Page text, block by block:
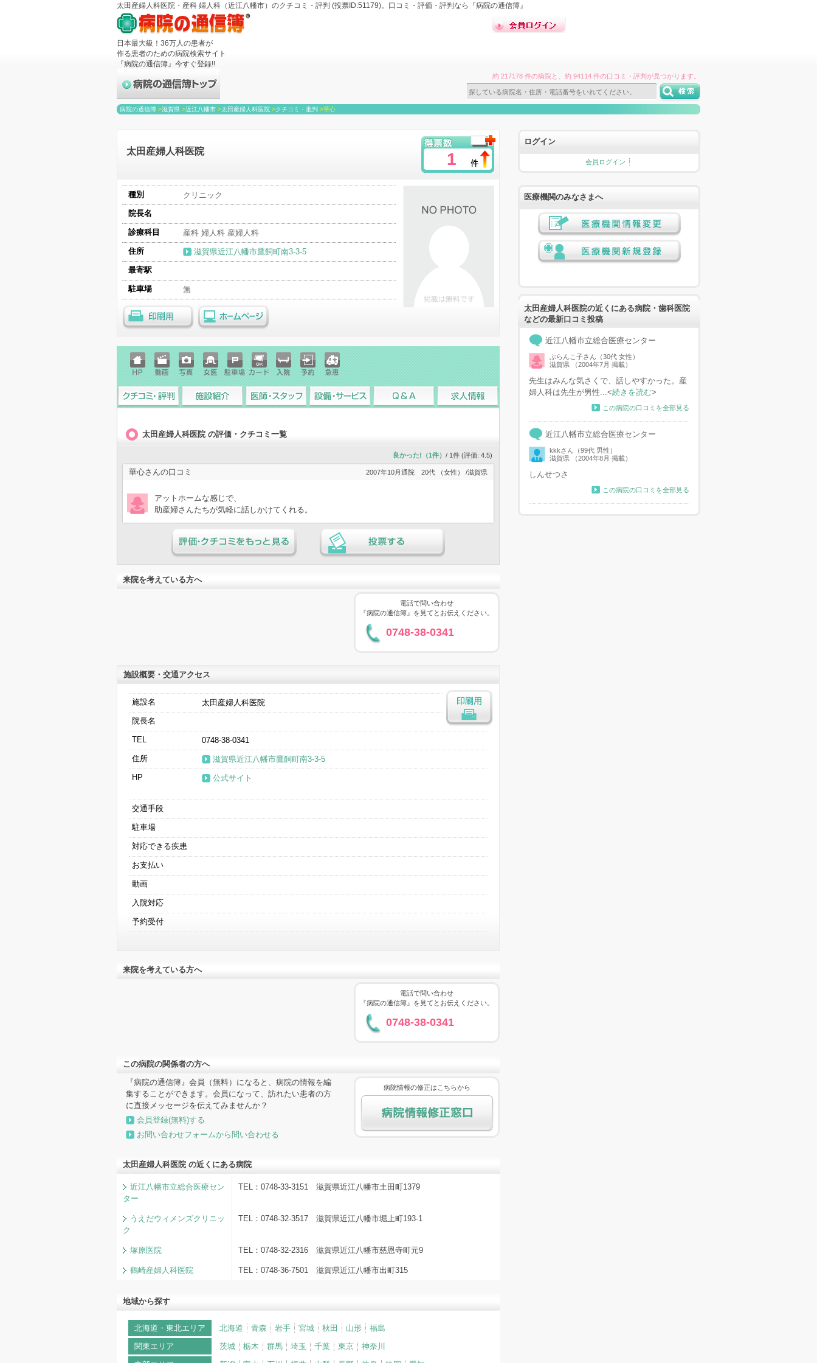
太田産婦人科医院・産科 婦人科（近江八幡市）のクチコミ・評判 (投票ID:51179)。口コミ・評価・評判なら『病院の通信簿』
日本最大級！36万人の患者が
作る患者のための病院検索サイト
『病院の通信簿』今すぐ登録!!
約 217178 件の病院と、約 94114 件の口コミ・評判が見つかります。
病院の通信簿 >滋賀県 >近江八幡市 >太田産婦人科医院 >クチコミ・批判 >華心
太田産婦人科医院 1
種別
クリニック
院長名
診療科目
産科 婦人科 産婦人科
住所
滋賀県近江八幡市鷹飼町南3-3-5
最寄駅
駐車場 無
ホーム
ページ
動画 写真 女医 駐車場クレジ
ットカ
ード
入院 予約 急患
太田産婦人科医院 の評価・クチコミ一覧
良かった!（1件） / 1件 (評価: 4.5)
華心さんの口コミ 2007年10月通院 20代 （女性） /滋賀県
アットホームな感じで、
助産婦さんたちが気軽に話しかけてくれる。
評価・クチコミをもっと見る
投票する
来院を考えている方へ
電話で問い合わせ
『病院の通信簿』を見てとお伝えください。
0748-38-0341
施設概要・交通アクセス
印刷用
施設名
太田産婦人科医院
院長名
TEL
0748-38-0341
住所
滋賀県近江八幡市鷹飼町南3-3-5
HP
公式サイト
交通手段
駐車場
対応できる疾患
お支払い
動画
入院対応
予約受付
来院を考えている方へ
電話で問い合わせ
『病院の通信簿』を見てとお伝えください。
0748-38-0341
この病院の関係者の方へ
『病院の通信簿』会員（無料）になると、病院の情報を編
集することができます。会員になって、訪れたい患者の方
に直接メッセージを伝えてみませんか？
会員登録(無料)する
お問い合わせフォームから問い合わせる
病院情報の修正はこちらから
太田産婦人科医院 の近くにある病院
近江八幡市立総合医療セン
ター
TEL：0748-33-3151 滋賀県近江八幡市土田町1379
うえだウィメンズクリニッ
ク
TEL：0748-32-3517 滋賀県近江八幡市堀上町193-1
塚原医院 TEL：0748-32-2316 滋賀県近江八幡市慈恩寺町元9
鶴崎産婦人科医院 TEL：0748-36-7501 滋賀県近江八幡市出町315
地域から探す
北海道・東北エリア 北海道 青森 岩手 宮城 秋田 山形
福島
関東エリア
茨城 栃木 群馬 埼玉 千葉 東京
神奈川
ログイン
会員ログイン
医療機関のみなさまへ
太田産婦人科医院の近くにある病院・歯科医院
などの最新口コミ投稿
近江八幡市立総合医療センター
ぶらんこ子さん（30代 女性）
滋賀県 （2004年7月 掲載）
先生はみんな気さくで、話しやすかった。産
婦人科は先生が男性...<続きを読む>
この病院の口コミを全部見る
近江八幡市立総合医療センター
kkkさん（99代 男性）
滋賀県 （2004年8月 掲載）
しんせつさ
この病院の口コミを全部見る